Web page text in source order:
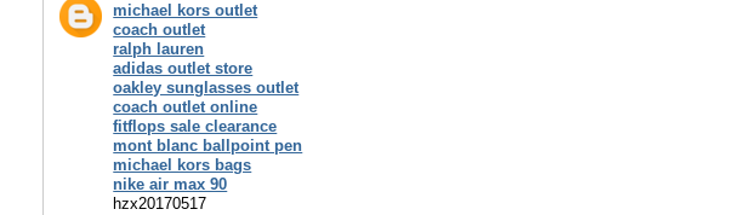
michael kors outlet
coach outlet
ralph lauren
adidas outlet store
oakley sunglasses outlet
coach outlet online
fitflops sale clearance
mont blanc ballpoint pen
michael kors bags
nike air max 90
hzx20170517